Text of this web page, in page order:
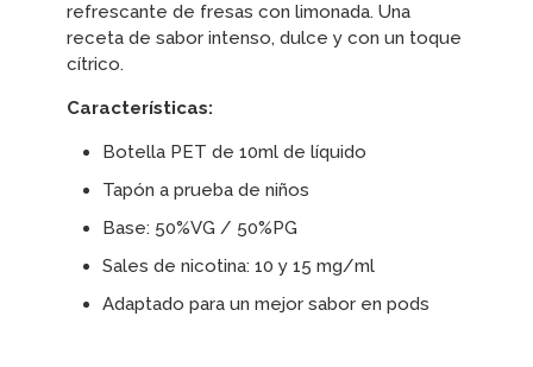
refrescante de fresas con limonada. Una
receta de sabor intenso, dulce y con un toque
cítrico.
Características:
Botella PET de 10ml de líquido
Tapón a prueba de niños
Base: 50%VG / 50%PG
Sales de nicotina: 10 y 15 mg/ml
Adaptado para un mejor sabor en pods